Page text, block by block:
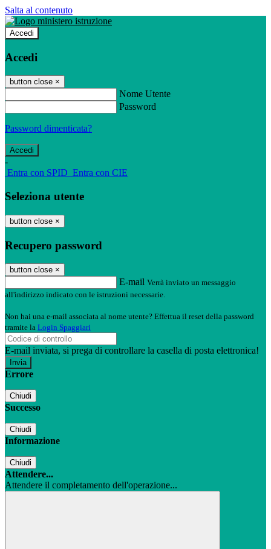
Salta al contenuto
Accedi
Accedi
button close ×
Nome Utente
Password
Password dimenticata?
-
Entra con SPID Entra con CIE
Seleziona utente
button close ×
Recupero password
button close ×
E-mail Verrà inviato un messaggio
all'indirizzo indicato con le istruzioni necessarie.
Non hai una e-mail associata al nome utente? Effettua il reset della password
tramite la Login Spaggiari
E-mail inviata, si prega di controllare la casella di posta elettronica!
Errore
Chiudi
Successo
Chiudi
Informazione
Chiudi
Attendere...
Attendere il completamento dell'operazione...